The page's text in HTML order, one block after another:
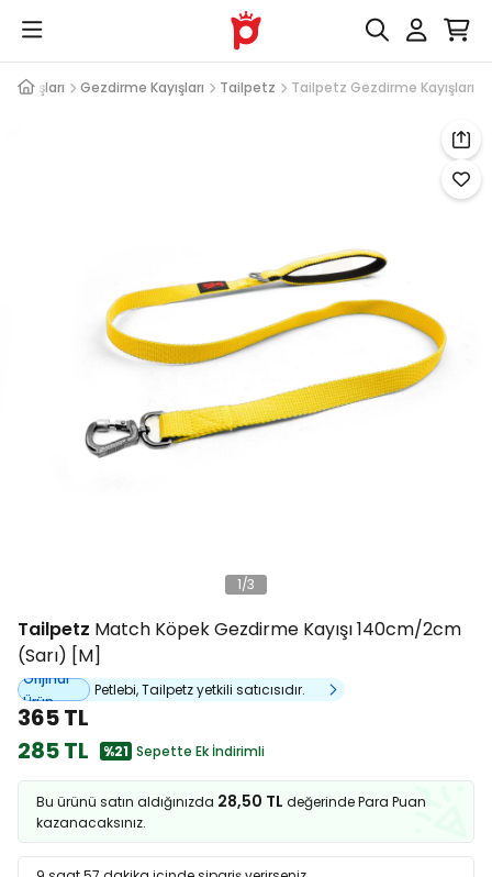
Gezdirme Kayışları Tailpetz Tailpetz Gezdirme Kayışları
1/3
Tailpetz Match Köpek Gezdirme Kayışı 140cm/2cm
(Sarı) [M]
Orijinal
Ürün
Petlebi, Tailpetz yetkili satıcısıdır.
365 TL
285 TL
%21 Sepette Ek İndirimli
Bu ürünü satın aldığınızda 28,50 TL değerinde Para Puan
kazanacaksınız.